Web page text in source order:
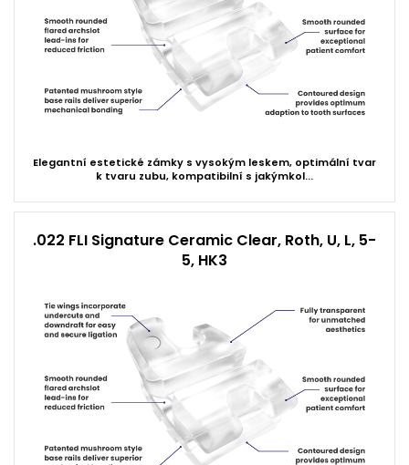
Elegantní estetické zámky s vysokým leskem, optimální tvar
k tvaru zubu, kompatibilní s jakýmkol...
.022 FLI Signature Ceramic Clear, Roth, U, L, 5-
5, HK3